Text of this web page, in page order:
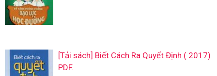
[Tải sách] Biết Cách Ra Quyết Định ( 2017)
PDF.